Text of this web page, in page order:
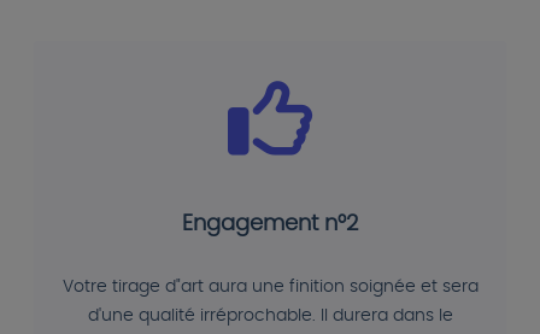
Engagement n°2
Votre tirage d"art aura une finition soignée et sera
d'une qualité irréprochable. Il durera dans le